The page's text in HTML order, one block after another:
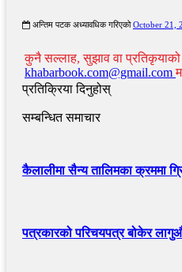
अन्तिम पटक अध्यावधिक गरिएको October 21,
कुनै सल्लाह, सुझाव वा प्रतिकृयाको
khabarbook.com@gmail.com
प्रतिक्रिया दिनुहोस्
सम्बन्धित समाचार
कैलालीमा सैन्य तालिमका क्रममा
पत्रकारको परिचयपत्र बोकेर